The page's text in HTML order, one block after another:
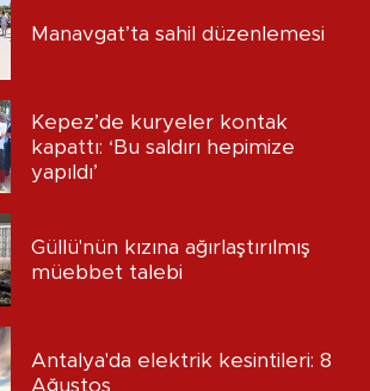
Manavgat’ta sahil düzenlemesi
Kepez’de kuryeler kontak
kapattı: ‘Bu saldırı hepimize
yapıldı’
Güllü'nün kızına ağırlaştırılmış
müebbet talebi
Antalya'da elektrik kesintileri: 8
Ağustos